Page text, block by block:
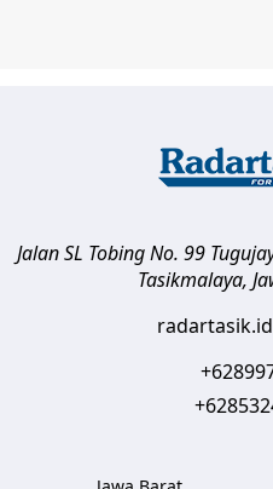
Jalan SL Tobing No. 99
Tasikmalaya,